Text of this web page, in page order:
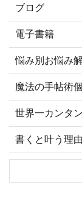
ブログ
電子書籍
悩み別お悩み
魔法の手帖術
世界一カンタ
書くと叶う理由